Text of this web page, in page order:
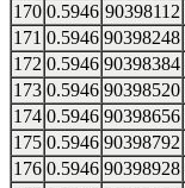
170 0.5946 90398112
171 0.5946 90398248
172 0.5946 90398384
173 0.5946 90398520
174 0.5946 90398656
175 0.5946 90398792
176 0.5946 90398928